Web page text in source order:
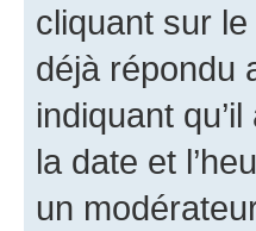
cliquant sur
déjà répondu
indiquant
la date et
un